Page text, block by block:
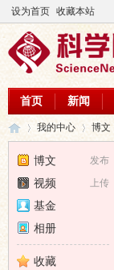
设为首页 收藏本站
首页 新闻
›
我的中心 博文
发布
博文
上传
视频
基金
相册
收藏